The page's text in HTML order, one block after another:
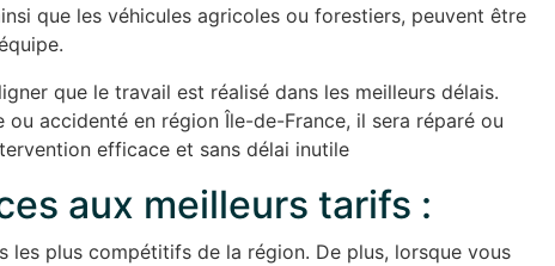
que les véhicules agricoles ou forestiers, peuvent être
que le travail est réalisé dans les meilleurs délais.
accidenté en région Île-de-France, il sera réparé ou
efficace et sans délai inutile
aux meilleurs tarifs :
les plus compétitifs de la région. De plus, lorsque vous